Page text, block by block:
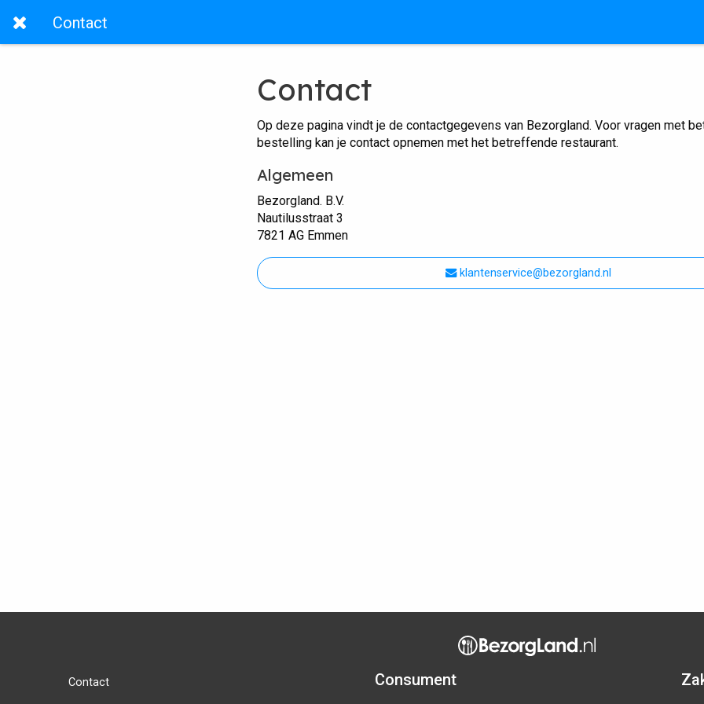
Contact
Contact
Op deze pagina vindt je de contactgegevens van Bezorgland. Voor vragen met
bestelling kan je contact opnemen met het betreffende restaurant.
Algemeen
Bezorgland. B.V.
Nautilusstraat 3
7821 AG Emmen
klantenservice@bezorgland.nl
Contact Consument